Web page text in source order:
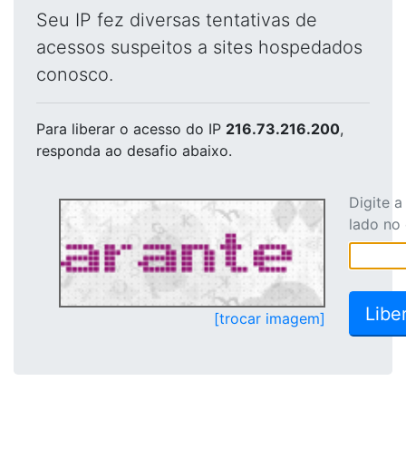
Seu IP fez diversas tentativas de
acessos suspeitos a sites hospedados
conosco.
Para liberar o acesso do IP 216.73.216.200,
responda ao desafio abaixo.
[trocar imagem]
Digite
lado no